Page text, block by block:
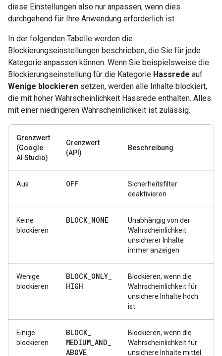
diese Einstellungen also nur anpassen, wenn dies
durchgehend für Ihre Anwendung erforderlich ist.
In der folgenden Tabelle werden die
Blockierungseinstellungen beschrieben, die Sie für jede
Kategorie anpassen können. Wenn Sie beispielsweise die
Blockierungseinstellung für die Kategorie Hassrede auf
Wenige blockieren setzen, werden alle Inhalte blockiert,
die mit hoher Wahrscheinlichkeit Hassrede enthalten. Alles
mit einer niedrigeren Wahrscheinlichkeit ist zulässig.
Grenzwert
(Google
AI Studio)
Grenzwert
(API)
Beschreibung
Aus OFF
Sicherheitsfilter
deaktivieren
Keine
blockieren
BLOCK_NONE
Unabhängig von der
Wahrscheinlichkeit
unsicherer Inhalte
immer anzeigen
Wenige
blockieren
BLOCK_ONLY_
HIGH
Blockieren, wenn die
Wahrscheinlichkeit für
unsichere Inhalte hoch
ist
Einige
blockieren
BLOCK_
MEDIUM_AND_
ABOVE
Blockieren, wenn die
Wahrscheinlichkeit für
unsichere Inhalte mittel